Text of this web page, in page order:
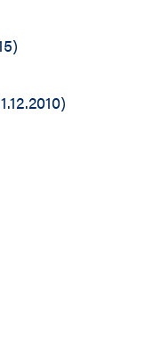
)
)